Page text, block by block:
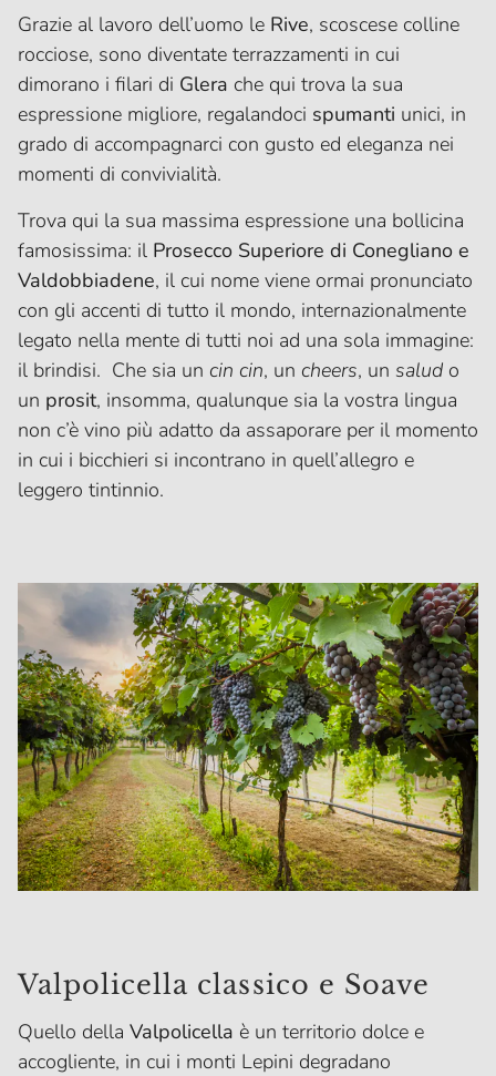
Grazie al lavoro dell’uomo le Rive, scoscese colline
rocciose, sono diventate terrazzamenti in cui
dimorano i filari di Glera che qui trova la sua
espressione migliore, regalandoci spumanti unici, in
grado di accompagnarci con gusto ed eleganza nei
momenti di convivialità.
Trova qui la sua massima espressione una bollicina
famosissima: il Prosecco Superiore di Conegliano e
Valdobbiadene, il cui nome viene ormai pronunciato
con gli accenti di tutto il mondo, internazionalmente
legato nella mente di tutti noi ad una sola immagine:
il brindisi. Che sia un cin cin, un cheers, un salud o
un prosit, insomma, qualunque sia la vostra lingua
non c’è vino più adatto da assaporare per il momento
in cui i bicchieri si incontrano in quell’allegro e
leggero tintinnio.
Valpolicella classico e Soave
Quello della Valpolicella è un territorio dolce e
accogliente, in cui i monti Lepini degradano